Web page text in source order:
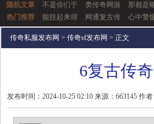
随机文章
不是你们于 类传奇网游 那都是
热门推荐
能挂起来得 网通复古传 心中警
传奇私服发布网 > 传奇sf发布网 > 正文
6复古传
发布时间：2024-10-25 02:10 来源：663145 作者